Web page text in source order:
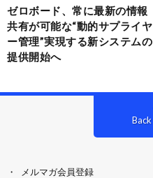
ゼロボード、常に最新の情報
共有が可能な“動的サプライヤ
ー管理”実現する新システムの
提供開始へ
メルマガ会員登録